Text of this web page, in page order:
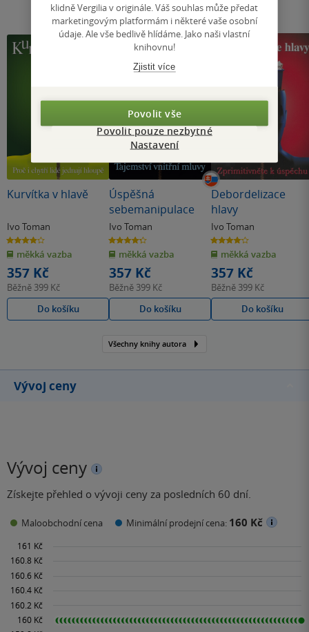
Kurvítka v hlavě
Ivo Toman
3.9
z
5
hvězdiček
měkká vazba
357 Kč
Běžně 399 Kč
Do košíku
Úspěšná
sebemanipulace
Ivo Toman
4.3
z
5
hvězdiček
měkká vazba
357 Kč
Běžně 399 Kč
Do košíku
Debordelizace
hlavy
Ivo Toman
4.1
z
5
hvězdiček
měkká vazba
357 Kč
Běžně 399 Kč
Do košíku
Všechny knihy autora
Vývoj ceny
Vývoj ceny
Získejte přehled o vývoji ceny za posledních 60 dní.
Maloobchodní cena Minimální prodejní cena: 160 Kč
klidně Vergilia v originále. Váš souhlas může předat
marketingovým platformám i některé vaše osobní
údaje. Ale vše bedlivě hlídáme. Jako naši vlastní
knihovnu!
Zjistit více
Povolit vše
Povolit pouze nezbytné
Nastavení